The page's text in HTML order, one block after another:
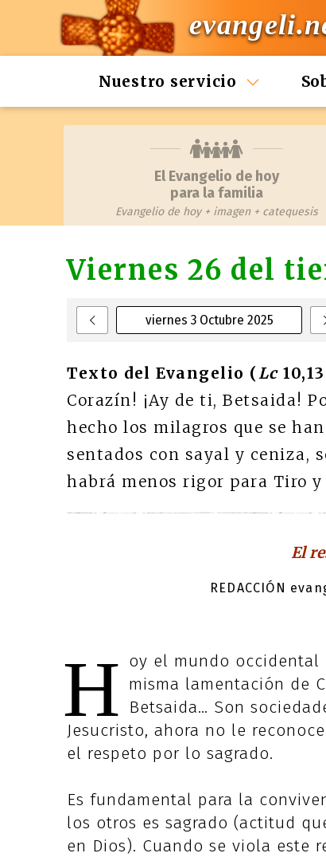
Nuestro servicio
El Evangelio de hoy
para la familia
Evangelio de hoy + imagen + catequesis
viernes 3 Octubre 2025
Viernes 26 del
Texto del Evangelio (Lc
Corazín! ¡Ay de ti, Betsaida!
hecho los milagros que se
sentados con sayal y ceniza,
habrá menos rigor para Tiro
El
REDACCIÓN
H oy el mundo
misma lamentación de
Betsaida… Son
Jesucristo, ahora no le
el respeto por lo sagrado.
Es fundamental para la
los otros es sagrado (actitud
en Dios). Cuando se viola este